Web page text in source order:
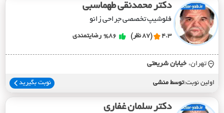
دکتر محمدنقی طهماسبی
فلوشیپ تخصصی جراحی زانو
4.3 (87 نظر) %86 رضایتمندی
تهران، خيابان شريعتي
اولین نوبت:توسط منشی نوبت بگیرید
دکتر سلمان غفاری